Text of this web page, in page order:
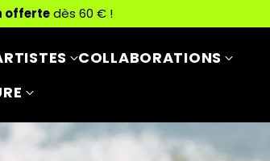
COLLABORATIONS
offertedès 60 € !